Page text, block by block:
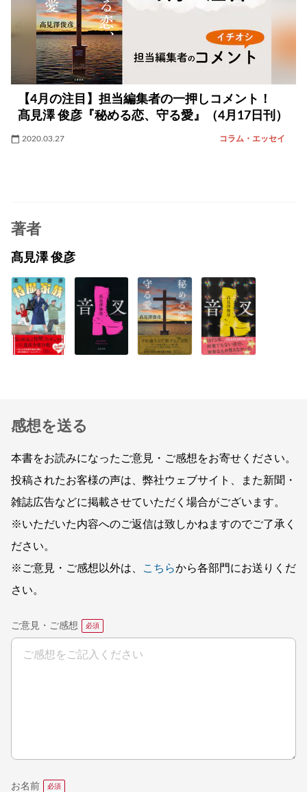
【4月の注目】担当編集者の一押しコメント！
髙見澤 俊彦『秘める恋、守る愛』（4月17日刊）
2020.03.27 コラム・エッセイ
著者
髙見澤 俊彦
感想を送る
本書をお読みになったご意見・ご感想をお寄せください。
投稿されたお客様の声は、弊社ウェブサイト、また新聞・
雑誌広告などに掲載させていただく場合がございます。
※いただいた内容へのご返信は致しかねますのでご了承く
ださい。
※ご意見・ご感想以外は、
こちらから各部門にお送りくだ
さい。
ご意見・ご感想
お名前